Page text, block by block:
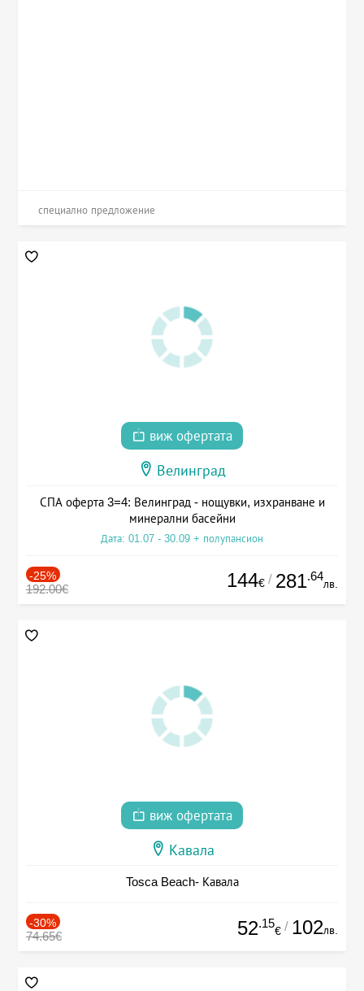
специално предложение
виж офертата
Велинград
СПА оферта 3=4: Велинград - нощувки, изхранване и
минерални басейни
Дата: 01.07 - 30.09 + полупансион
-25%
192.00€ 144€ / 281.64
лв.
виж офертата
Кавала
Tosca Beach- Кавала
-30%
74.65€ 52.15
€ / 102лв.